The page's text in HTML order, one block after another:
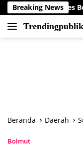
Langsung
ke
konten
Breaking News
Bolmut Bekuk
Berita
Beranda Daerah
Bolmut